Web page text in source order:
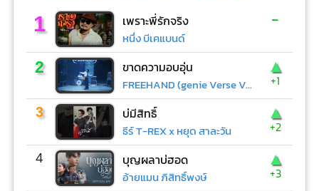
1 เพราะพี่รักจริง
หนึ่ง บีเคแบนด์
-
2 ขาดความอบอุ่น
FREEHAND (genie Verse Vol.1)
▲
+1
3 บ่มีสิทธิ์
ธีร์ T-REX x หยุด สาละวัน
▲
+2
4 บุญผลาบ่ฮอด
อ้ายแมน ภิสิทธิ์พงษ์
▲
+3